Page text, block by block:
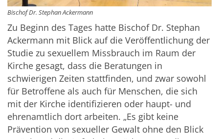
Bischof Dr. Stephan Ackermann
Zu Beginn des Tages hatte Bischof Dr. Stephan
Ackermann mit Blick auf die Veröffentlichung der
Studie zu sexuellem Missbrauch im Raum der
Kirche gesagt, dass die Beratungen in
schwierigen Zeiten stattfinden, und zwar sowohl
für Betroffene als auch für Menschen, die sich
mit der Kirche identifizieren oder haupt- und
ehrenamtlich dort arbeiten. „Es gibt keine
Prävention von sexueller Gewalt ohne den Blick